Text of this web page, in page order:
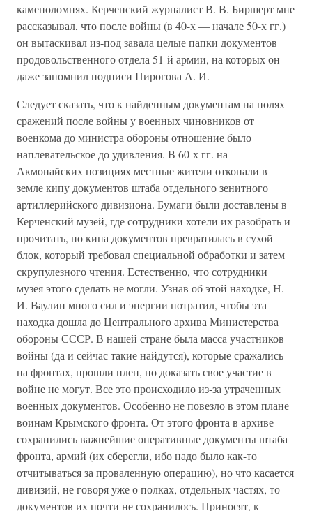
каменоломнях. Керченский журналист В. В. Биршерт мне
рассказывал, что после войны (в 40-х — начале 50-х гг.)
он вытаскивал из-под завала целые папки документов
продовольственного отдела 51-й армии, на которых он
даже запомнил подписи Пирогова А. И.
Следует сказать, что к найденным документам на полях
сражений после войны у военных чиновников от
военкома до министра обороны отношение было
наплевательское до удивления. В 60-х гг. на
Акмонайских позициях местные жители откопали в
земле кипу документов штаба отдельного зенитного
артиллерийского дивизиона. Бумаги были доставлены в
Керченский музей, где сотрудники хотели их разобрать и
прочитать, но кипа документов превратилась в сухой
блок, который требовал специальной обработки и затем
скрупулезного чтения. Естественно, что сотрудники
музея этого сделать не могли. Узнав об этой находке, Н.
И. Ваулин много сил и энергии потратил, чтобы эта
находка дошла до Центрального архива Министерства
обороны СССР. В нашей стране была масса участников
войны (да и сейчас такие найдутся), которые сражались
на фронтах, прошли плен, но доказать свое участие в
войне не могут. Все это происходило из-за утраченных
военных документов. Особенно не повезло в этом плане
воинам Крымского фронта. От этого фронта в архиве
сохранились важнейшие оперативные документы штаба
фронта, армий (их сберегли, ибо надо было как-то
отчитываться за проваленную операцию), но что касается
дивизий, не говоря уже о полках, отдельных частях, то
документов их почти не сохранилось. Приносят, к